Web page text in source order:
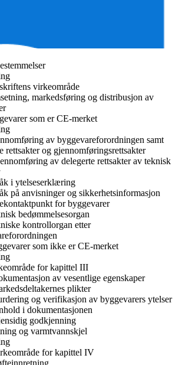
virkeområde
markedsføring og distribusjon av
som er CE-merket
av byggevareforordningen samt
rettsakter og gjennomføringsrettsakter
av delegerte rettsakter av teknisk
i ytelseserklæring
på anvisninger og sikkerhetsinformasjon
for byggevarer
bedømmelsesorgan
kontrollorgan etter
som ikke er CE-merket
for kapittel III
av vesentlige egenskaper
plikter
og verifikasjon av byggevarers ytelser
i dokumentasjonen
godkjenning
og varmtvannskjel
for kapittel IV